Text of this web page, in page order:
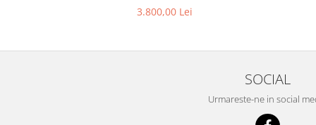
3.800,00 Lei
SOCIAL
Urmareste-ne in social